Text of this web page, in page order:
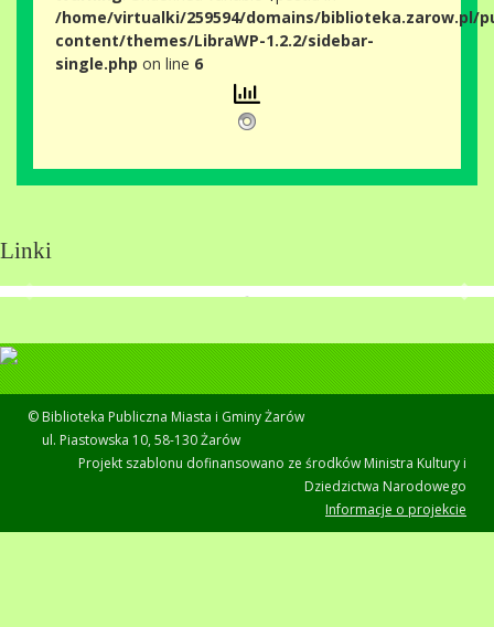
/home/virtualki/259594/domains/biblioteka.zarow.pl/
content/themes/LibraWP-1.2.2/sidebar-
single.php on line 6
Linki
© Biblioteka Publiczna Miasta i Gminy Żarów
ul. Piastowska 10, 58-130 Żarów
Projekt szablonu dofinansowano ze środków Ministra Kultury i
Dziedzictwa Narodowego
Informacje o projekcie